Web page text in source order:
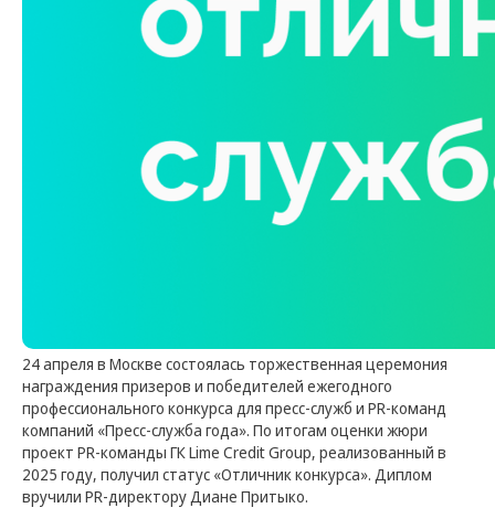
24 апреля в Москве состоялась торжественная церемония
награждения призеров и победителей ежегодного
профессионального конкурса для пресс-служб и PR-команд
компаний «Пресс-служба года». По итогам оценки жюри
проект PR-команды ГК Lime Credit Group, реализованный в
2025 году, получил статус «Отличник конкурса». Диплом
вручили PR-директору Диане Притыко.